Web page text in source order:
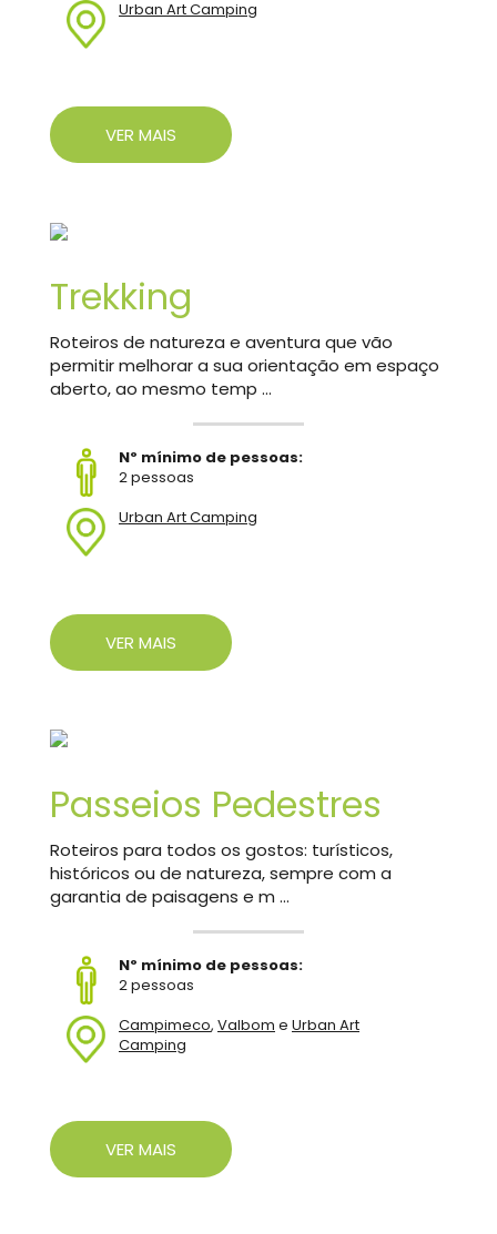
Urban Art Camping
VER MAIS
Trekking
Roteiros de natureza e aventura que vão
permitir melhorar a sua orientação em espaço
aberto, ao mesmo temp ...
Nº mínimo de pessoas:
2 pessoas
Urban Art Camping
VER MAIS
Passeios Pedestres
Roteiros para todos os gostos: turísticos,
históricos ou de natureza, sempre com a
garantia de paisagens e m ...
Nº mínimo de pessoas:
2 pessoas
Campimeco, Valbom e Urban Art
Camping
VER MAIS